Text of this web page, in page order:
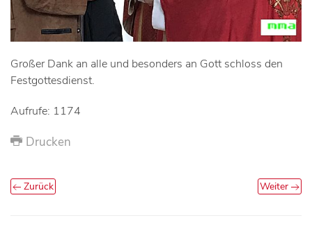
Großer Dank an alle und besonders an Gott schloss den
Festgottesdienst.
Aufrufe: 1174
Drucken
Zurück Weiter